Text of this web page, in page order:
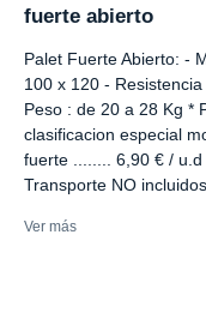
fuerte abierto
Palet Fuerte Abierto: -
100 x 120 -
Peso : de 20 a 28 Kg *
clasificacion especial
fuerte ........ 6,90 € / u.d
Transporte NO incluidos
Ver más